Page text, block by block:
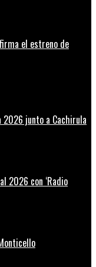
el estreno de
junto a Cachirula
2026 con ‘Radio